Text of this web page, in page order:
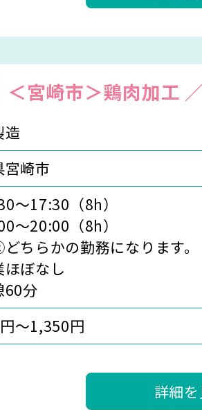
＜宮崎市＞鶏肉加工
造
宮崎市
～17:30（8h）
～20:00（8h）
らかの勤務になります。
ぼなし
分
～1,350円
詳細